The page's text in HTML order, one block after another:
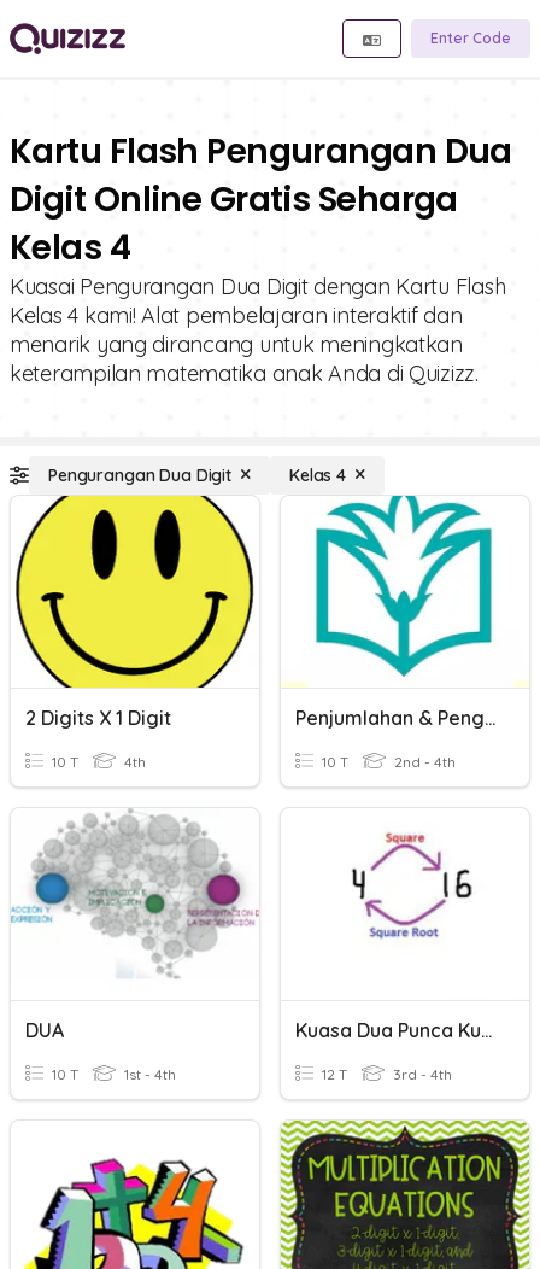
Enter Code
Kartu Flash Pengurangan Dua
Digit Online Gratis Seharga
Kelas 4
Kuasai Pengurangan Dua Digit dengan Kartu Flash
Kelas 4 kami! Alat pembelajaran interaktif dan
menarik yang dirancang untuk meningkatkan
keterampilan matematika anak Anda di Quizizz.
Pengurangan Dua Digit Kelas 4
2 Digits X 1 Digit
10 T 4th
Penjumlahan & Pengurangan Ribuan
10 T 2nd - 4th
DUA
10 T 1st - 4th
Kuasa Dua Punca Kuasa Dua
12 T 3rd - 4th